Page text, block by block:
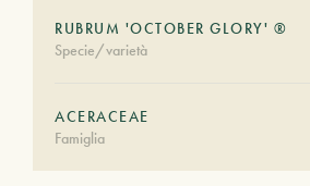
RUBRUM 'OCTOBER GLORY' ®
Specie/varietà
ACERACEAE
Famiglia